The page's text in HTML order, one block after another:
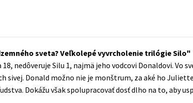
Populárně - naučná pro dospělé
Populárně - naučné pro děti
Předškoláci
Young
sveta? Veľkolepé vyvrcholenie trilógie Silo
nedôveruje Silu 1, najmä jeho vodcovi Donaldovi. Vo
sivej. Donald možno nie je monštrum, za aké ho
Dokážu však spolupracovať dosť dlho na to, aby